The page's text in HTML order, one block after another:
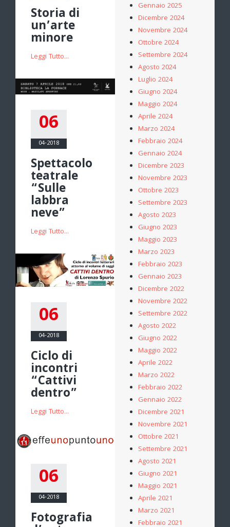
Storia di
un’arte
minore
Leggi Tutto...
06
04-2018
Spettacolo
teatrale
“Sulle
labbra
neve”
Leggi Tutto...
06
04-2018
Ciclo di
incontri
“Cattivi
dentro”
Leggi Tutto...
06
04-2018
Fotografia
Gennaio 2025
Dicembre 2024
Novembre 2024
Ottobre 2024
Settembre 2024
Agosto 2024
Luglio 2024
Giugno 2024
Maggio 2024
Aprile 2024
Marzo 2024
Febbraio 2024
Gennaio 2024
Dicembre 2023
Novembre 2023
Ottobre 2023
Settembre 2023
Agosto 2023
Giugno 2023
Maggio 2023
Marzo 2023
Febbraio 2023
Gennaio 2023
Dicembre 2022
Novembre 2022
Settembre 2022
Agosto 2022
Giugno 2022
Maggio 2022
Aprile 2022
Marzo 2022
Febbraio 2022
Gennaio 2022
Dicembre 2021
Novembre 2021
Ottobre 2021
Settembre 2021
Agosto 2021
Giugno 2021
Maggio 2021
Aprile 2021
Marzo 2021
Febbraio 2021